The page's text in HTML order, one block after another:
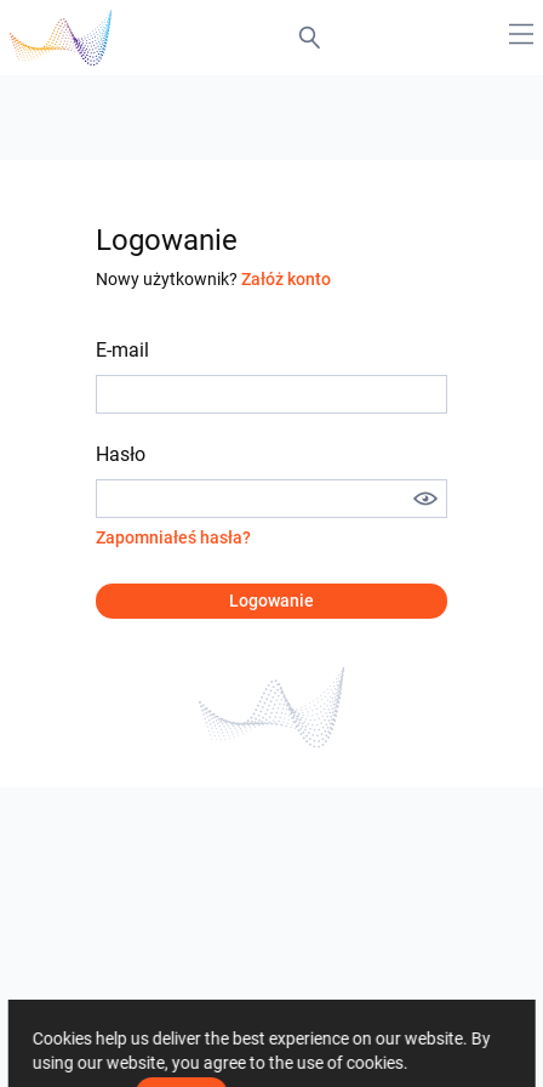
Logowanie
Nowy użytkownik? Załóż konto
E-mail
Hasło
Zapomniałeś hasła?
Logowanie
Cookies help us deliver the best experience on our website. By
using our website, you agree to the use of cookies.